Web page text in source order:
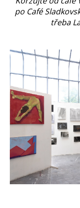
po Café
třeba